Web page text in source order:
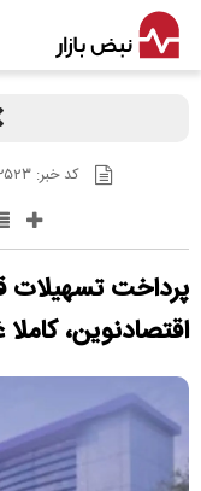
کد خبر:
پرداخت تسهیلات
اقتصادنوین،